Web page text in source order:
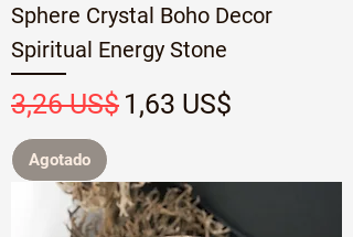
Sphere Crystal Boho Decor
Spiritual Energy Stone
Precio
3,26 US$ Precio de oferta
1,63 US$
Agotado